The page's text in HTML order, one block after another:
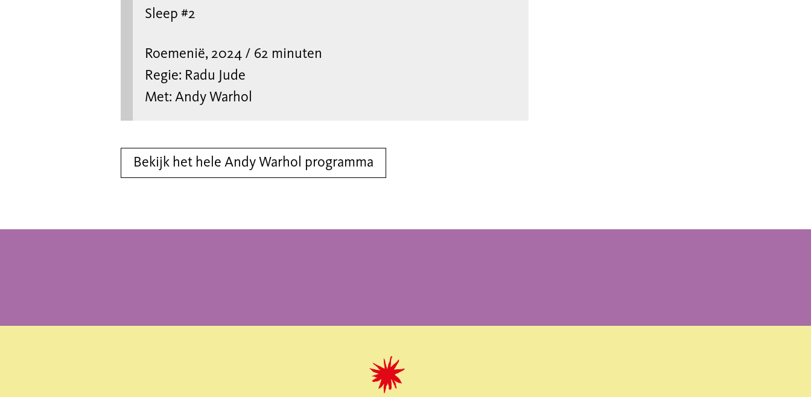
Sleep #2
Roemenië, 2024 / 62 minuten
Regie: Radu Jude
Met: Andy Warhol
Bekijk het hele Andy Warhol programma